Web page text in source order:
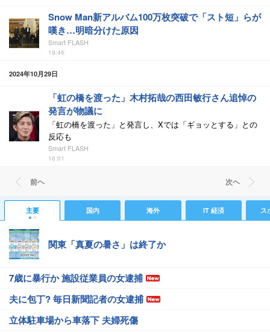
Snow Man新アルバム100万枚突破で「スト短」らが
嘆き…明暗分けた原因
Smart FLASH
19:46
2024年10月29日
「虹の橋を渡った」木村拓哉の西田敏行さん追悼の
発言が物議に
「虹の橋を渡った」と発言し、Xでは「ギョッとする」との
反応も
Smart FLASH
16:01
前ヘ 次ヘ
主要 国内 海外 IT 経済 ス
関東「真夏の暑さ」は終了か
7歳に暴行か 施設従業員の女逮捕
夫に包丁? 毎日新聞記者の女逮捕
立体駐車場から車落下 夫婦死傷